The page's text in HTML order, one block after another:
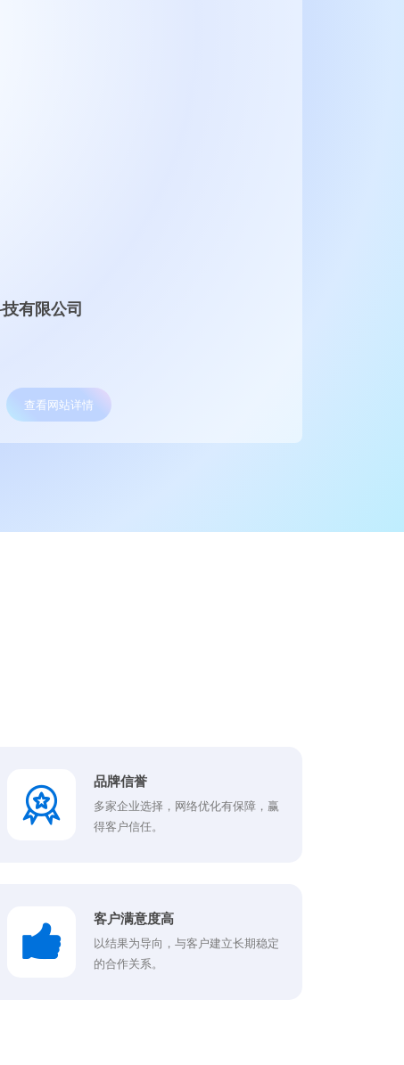
有限公司
查看网站详情
品牌信誉
多家企业选择，网络优化有保障，赢
得客户信任。
客户满意度高
以结果为导向，与客户建立长期稳定
的合作关系。